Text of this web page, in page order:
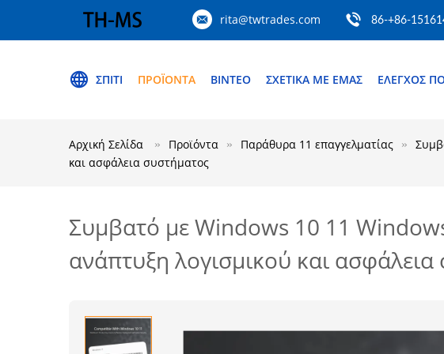
rita@twtrades.com 86-+86-
ΣΠΊΤΙ ΠΡΟΪΌΝΤΑ ΒΊΝΤΕΟ ΣΧΕΤΙΚΆ ΜΕ ΕΜΆΣ ΈΛΕΓΧΟΣ
Αρχική Σελίδα Προϊόντα Παράθυρα 11 επαγγελματίας
και ασφάλεια συστήματος
Συμβατό με Windows 10 11
ανάπτυξη λογισμικού και